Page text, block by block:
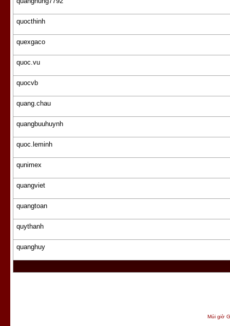
quocthinh
quexgaco
quoc.vu
quocvb
quang.chau
quangbuuhuynh
quoc.leminh
qunimex
quangviet
quangtoan
quythanh
quanghuy
Múi giờ